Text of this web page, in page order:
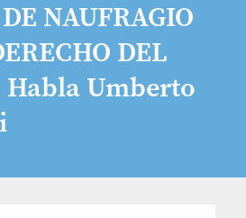
NAUFRAGIO
DEL
Habla Umberto